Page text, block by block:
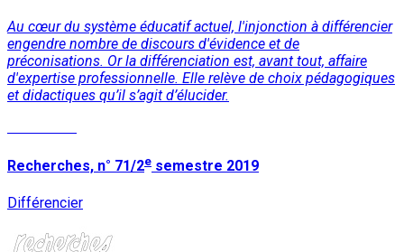
Au cœur du système éducatif actuel, l'injonction à différencier
engendre nombre de discours d'évidence et de
préconisations. Or la différenciation est, avant tout, affaire
d'expertise professionnelle. Elle relève de choix pédagogiques
et didactiques qu’il s’agit d’élucider.
Recherches, n° 71/2e semestre 2019
Différencier